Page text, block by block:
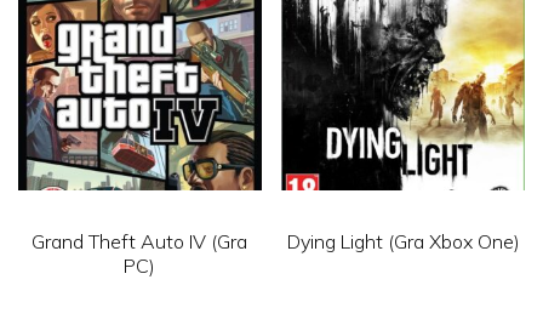
Grand Theft Auto IV (Gra
PC)
Dying Light (Gra Xbox One)